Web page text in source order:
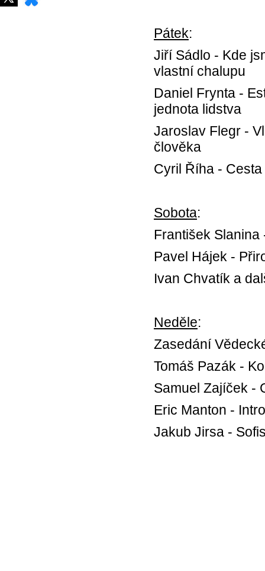
Pátek:
Jiří Sádlo - Kde
vlastní chalupu
Daniel Frynta -
jednota lidstva
Jaroslav Flegr -
člověka
Cyril Říha -
Sobota:
František
Pavel Hájek -
Ivan Chvatík a
Neděle:
Zasedání
Tomáš Pazák -
Samuel Zajíček -
Eric Manton -
Jakub Jirsa -